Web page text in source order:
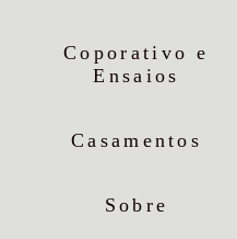
Coporativo e
Ensaios
Casamentos
Sobre